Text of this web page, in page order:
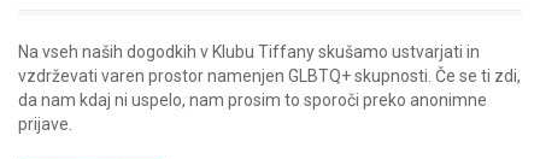
Na vseh naših dogodkih v Klubu Tiffany skušamo ustvarjati in
vzdrževati varen prostor namenjen GLBTQ+ skupnosti. Če se ti zdi,
da nam kdaj ni uspelo, nam prosim to sporoči preko anonimne
prijave.